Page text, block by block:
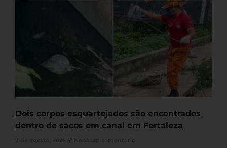
Dois corpos esquartejados são encontrados
dentro de sacos em canal em Fortaleza